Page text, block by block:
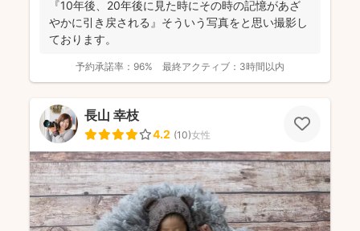
『10年後、20年後に見た時にその時の記憶があざ
やかに引き戻される』そういう写真をと思い撮影し
ております。
予約承諾率： 96% 最終アクティブ： 3時間以内
長山 幸枝
4.2 (10)女性